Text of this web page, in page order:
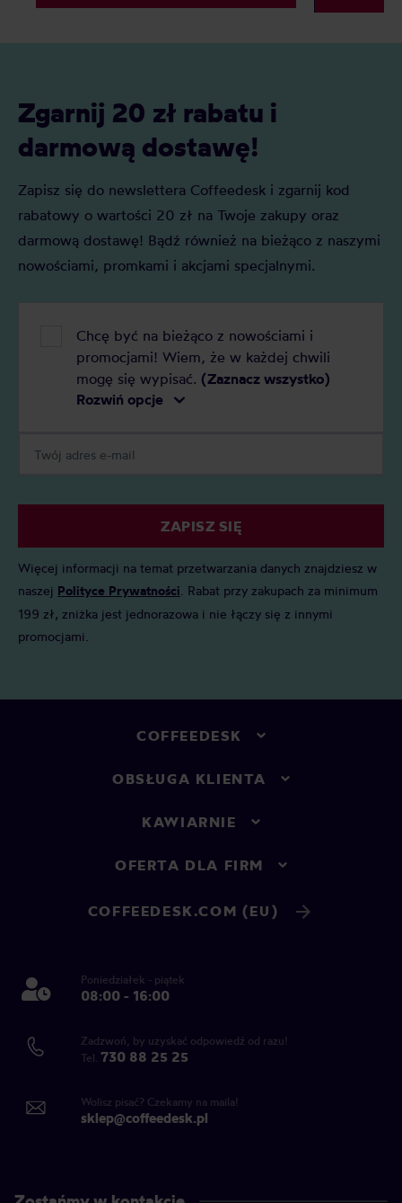
Zgarnij 20 zł rabatu i
darmową dostawę!
Zapisz się do newslettera Coffeedesk i zgarnij kod
rabatowy o wartości 20 zł na Twoje zakupy oraz
darmową dostawę! Bądź również na bieżąco z naszymi
nowościami, promkami i akcjami specjalnymi.
Chcę być na bieżąco z nowościami i
promocjami! Wiem, że w każdej chwili
mogę się wypisać. (Zaznacz wszystko)
Rozwiń opcje
ZAPISZ SIĘ
Więcej informacji na temat przetwarzania danych znajdziesz w
naszej Polityce Prywatności. Rabat przy zakupach za minimum
199 zł, zniżka jest jednorazowa i nie łączy się z innymi
promocjami.
COFFEEDESK
OBSŁUGA KLIENTA
KAWIARNIE
OFERTA DLA FIRM
COFFEEDESK.COM (EU)
Poniedziałek - piątek
08:00 - 16:00
Zadzwoń, by uzyskać odpowiedź od razu!
Tel. 730 88 25 25
Wolisz pisać? Czekamy na maila!
sklep@coffeedesk.pl